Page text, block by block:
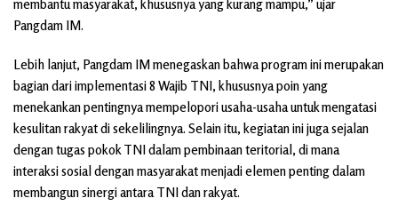
membantu masyarakat, khususnya yang kurang mampu,” ujar
Pangdam IM.
Lebih lanjut, Pangdam IM menegaskan bahwa program ini merupakan
bagian dari implementasi 8 Wajib TNI, khususnya poin yang
menekankan pentingnya mempelopori usaha-usaha untuk mengatasi
kesulitan rakyat di sekelilingnya. Selain itu, kegiatan ini juga sejalan
dengan tugas pokok TNI dalam pembinaan teritorial, di mana
interaksi sosial dengan masyarakat menjadi elemen penting dalam
membangun sinergi antara TNI dan rakyat.